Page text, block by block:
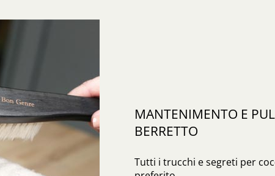
MANTENIMENTO E
BERRETTO
Tutti i trucchi e segreti per